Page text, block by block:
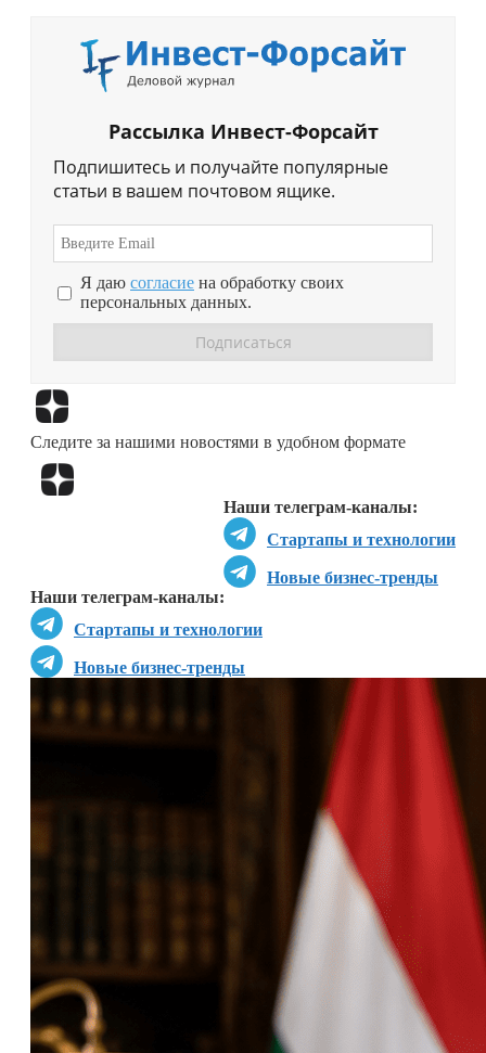
Рассылка Инвест-Форсайт
Подпишитесь и получайте популярные
статьи в вашем почтовом ящике.
Я даю согласие на обработку своих
персональных данных.
Следите за нашими новостями в удобном формате
Наши телеграм-каналы:
Стартапы и технологии
Новые бизнес-тренды
Наши телеграм-каналы:
Стартапы и технологии
Новые бизнес-тренды